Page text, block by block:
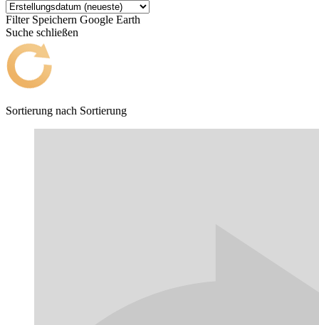
Filter Speichern Google Earth
Suche schließen
Sortierung nach Sortierung